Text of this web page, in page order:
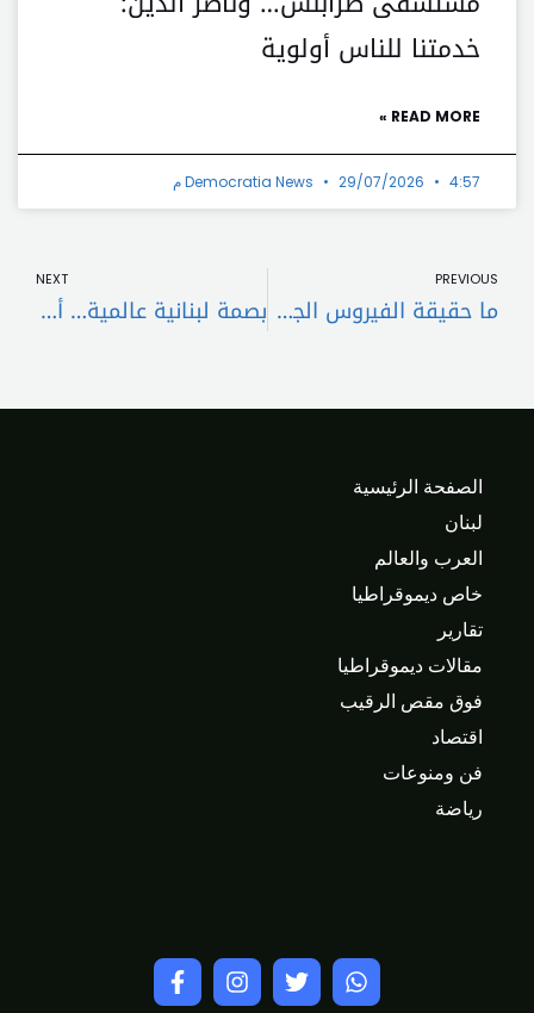
خدمتنا للناس أولوية
READ MORE »
Democratia News 29/07/2026 4:57 م
PREVIOUS
ما حقيقة الفيروس الجديد الذي يُثير مخاوف العالم؟
NEXT
بصمة لبنانية عالمية… أول طبيب غير فرنسي يتولّى هذا المنصب
الصفحة الرئيسية
لبنان
العرب والعالم
خاص ديموقراطيا
تقارير
مقالات ديموقراطيا
فوق مقص الرقيب
اقتصاد
فن ومنوعات
رياضة